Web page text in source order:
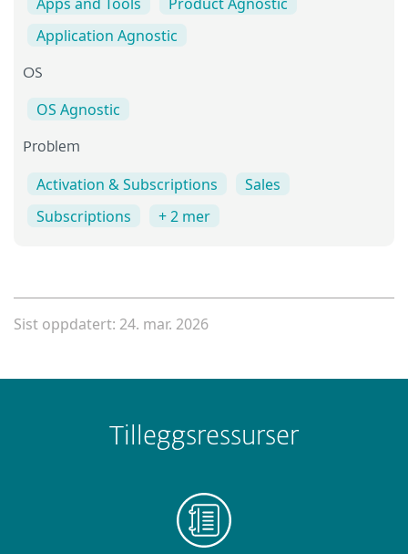
Application Agnostic
OS
OS Agnostic
Problem
Activation & Subscriptions
Sales
Subscriptions
+ 2 mer
Sist oppdatert: 24. mar. 2026
Tilleggsressurser